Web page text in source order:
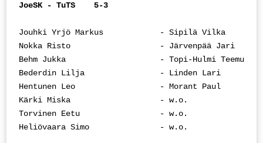
JoeSK - TuTS    5-3
Jouhki Yrjö Markus            - Sipilä Vilka
Nokka Risto                   - Järvenpää Jari
Behm Jukka                    - Topi-Hulmi Teemu
Bederdin Lilja                - Linden Lari
Hentunen Leo                  - Morant Paul
Kärki Miska                   - w.o.
Torvinen Eetu                 - w.o.
Heliövaara Simo               - w.o.